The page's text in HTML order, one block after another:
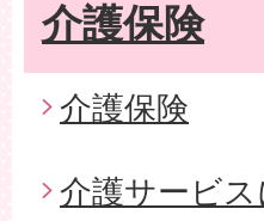
介護保険
介護保険
介護サービ